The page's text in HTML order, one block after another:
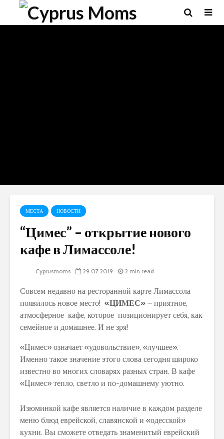
МЕСТА НОВОСТИ
“Цимес” – открытие нового
кафе в Лимассоле!
Cyprusmoms 29.07.2019 2 min read
Совсем недавно на ресторанной карте Лимассола
появилось новое место! «ЦИМЕС» – приятное,
атмосферное кафе, которое позиционирует себя, как
семейное и домашнее. И не зря!
«Цимес» означает «удовольствие», «лучшее».
Именно такое значение этого слова сегодня широко
известно во многих словарях разных стран. В кафе
«Цимес» тепло, светло и по-домашнему уютно.
Изюминкой кафе является наличие в каждом разделе
меню блюд еврейской, славянской и «одесской»
кухни. Вы сможете отведать знаменитый еврейский